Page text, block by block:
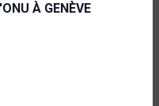
À GENÈVE